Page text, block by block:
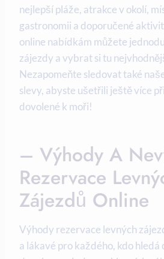
⁤nejlepší pláže, atrakce v okolí,
gastronomii a doporučené
‍online nabídkám ‌můžete
zájezdy a vybrat si tu
Nezapomeňte ⁣sledovat také
slevy, abyste ‍ušetřili ještě více
dovolené k moři!
– Výhody A⁤
Rezervace
Zájezdů ⁣online
Výhody‍ rezervace levných
⁣a lákavé pro každého, kdo hledá